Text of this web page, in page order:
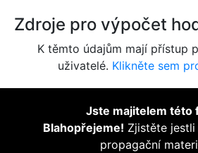
Zdroje pro výpočet
K těmto údajům mají přístup
uživatelé. Klikněte sem
Jste majitelem této
Blahopřejeme! Zjistěte
propagační